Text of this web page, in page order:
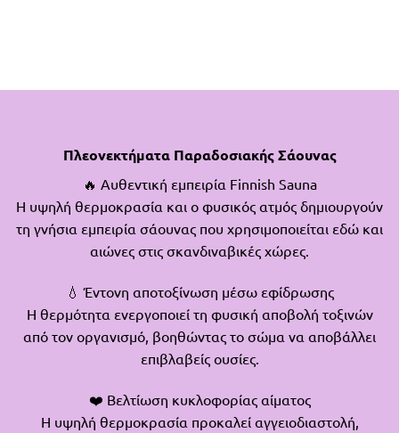
Πλεονεκτήματα Παραδοσιακής Σάουνας
🔥 Αυθεντική εμπειρία Finnish Sauna
Η υψηλή θερμοκρασία και ο φυσικός ατμός δημιουργούν
τη γνήσια εμπειρία σάουνας που χρησιμοποιείται εδώ και
αιώνες στις σκανδιναβικές χώρες.
💧 Έντονη αποτοξίνωση μέσω εφίδρωσης
Η θερμότητα ενεργοποιεί τη φυσική αποβολή τοξινών
από τον οργανισμό, βοηθώντας το σώμα να αποβάλλει
επιβλαβείς ουσίες.
❤️ Βελτίωση κυκλοφορίας αίματος
Η υψηλή θερμοκρασία προκαλεί αγγειοδιαστολή,